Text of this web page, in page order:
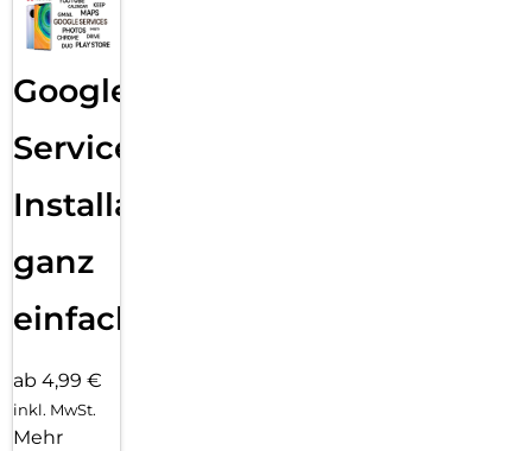
Google
Services
Installation
ganz
einfach
ab 4,99 €
inkl. MwSt.
Mehr